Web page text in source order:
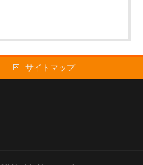
サイトマップ